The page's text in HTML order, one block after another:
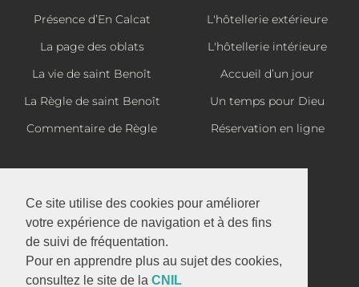
Ce site utilise des cookies pour améliorer
votre expérience de navigation et à des fins
de suivi de fréquentation.
Pour en apprendre plus au sujet des cookies,
consultez le site de la CNIL
Présence d’En Calcat
La page des oblats
La vie de saint Benoît
La Règle de saint Benoît
Commentaire de Règle
L'hôtellerie extérieure
L'hôtellerie intérieure
Accueil d’un jour
Un temps pour Dieu
Réservation en ligne
La boutique d'En Calcat
Abbaye Saint-Benoît d'En Calcat
1 avenue d'En Calcat